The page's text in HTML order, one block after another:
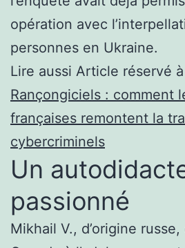
opération avec
personnes en Ukraine.
Lire aussi Article réservé
Rançongiciels : comment
françaises remontent la
cybercriminels
Un
passionné
Mikhail V., d’origine